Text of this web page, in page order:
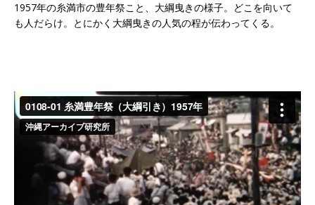
1957年の糸満市の豊年祭こと、大綱曳きの様子。どこを向いて
も人だらけ。とにかく大綱曳きの人気の程が伝わってくる。